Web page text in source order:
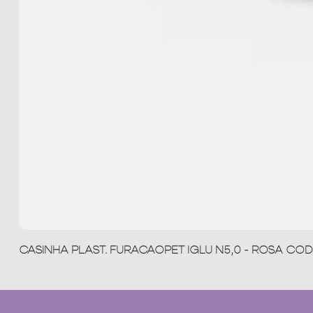
CASINHA PLAST. FURACAOPET IGLU N5,0 - ROSA COD